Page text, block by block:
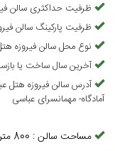
ظرفیت حداکثری سالن
ظرفیت پارکینگ سالن
نوع محلسالن فیروزه
آخرین سال ساخت یا
آدرسسالن فیروزه هتل
آمادگاه- مهمانسرای عباسی
مساحت سالن:
800